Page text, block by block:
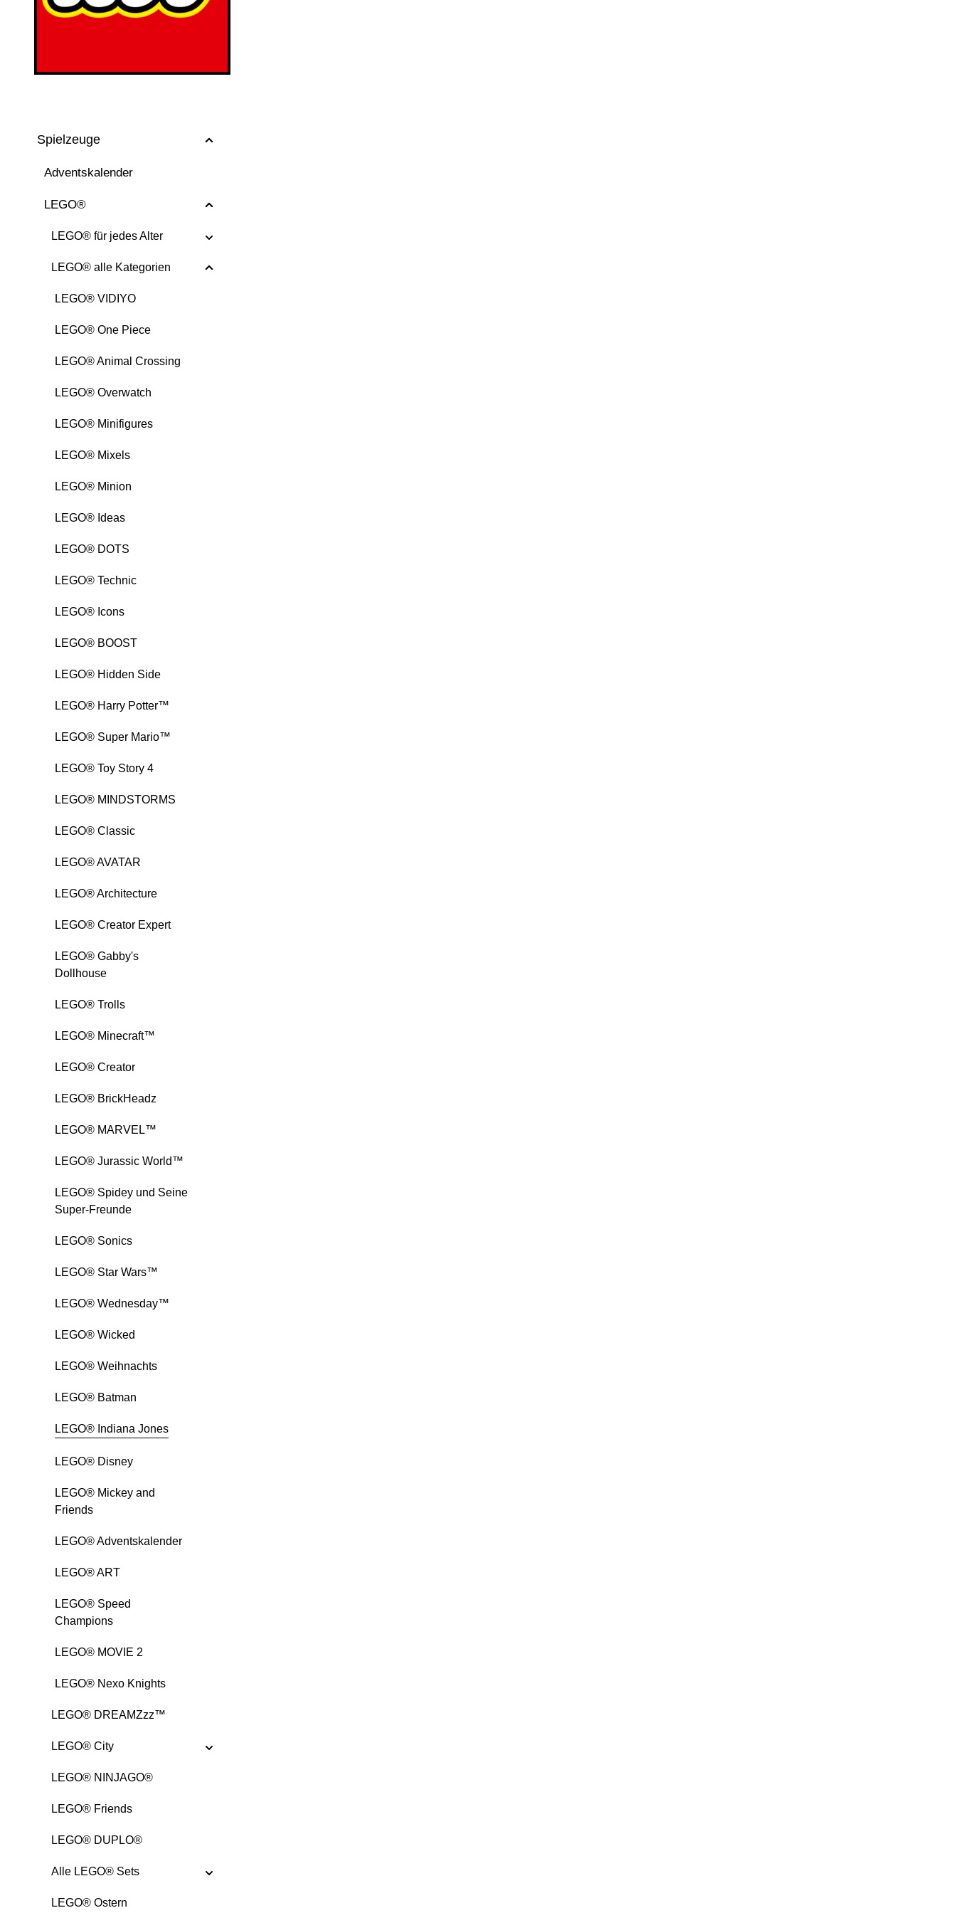
Spielzeuge
Adventskalender
LEGO®
LEGO® für jedes Alter
LEGO® alle Kategorien
LEGO® VIDIYO
LEGO® One Piece
LEGO® Animal Crossing
LEGO® Overwatch
LEGO® Minifigures
LEGO® Mixels
LEGO® Minion
LEGO® Ideas
LEGO® DOTS
LEGO® Technic
LEGO® Icons
LEGO® BOOST
LEGO® Hidden Side
LEGO® Harry Potter™
LEGO® Super Mario™
LEGO® Toy Story 4
LEGO® MINDSTORMS
LEGO® Classic
LEGO® AVATAR
LEGO® Architecture
LEGO® Creator Expert
LEGO® Gabby's
Dollhouse
LEGO® Trolls
LEGO® Minecraft™
LEGO® Creator
LEGO® BrickHeadz
LEGO® MARVEL™
LEGO® Jurassic World™
LEGO® Spidey und Seine
Super-Freunde
LEGO® Sonics
LEGO® Star Wars™
LEGO® Wednesday™
LEGO® Wicked
LEGO® Weihnachts
LEGO® Batman
LEGO® Indiana Jones
LEGO® Disney
LEGO® Mickey and
Friends
LEGO® Adventskalender
LEGO® ART
LEGO® Speed
Champions
LEGO® MOVIE 2
LEGO® Nexo Knights
LEGO® DREAMZzz™
LEGO® City
LEGO® NINJAGO®
LEGO® Friends
LEGO® DUPLO®
Alle LEGO® Sets
LEGO® Ostern